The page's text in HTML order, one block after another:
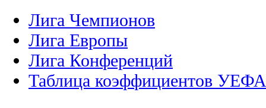
Лига Чемпионов
Лига Европы
Лига Конференций
Таблица коэффициентов УЕФА